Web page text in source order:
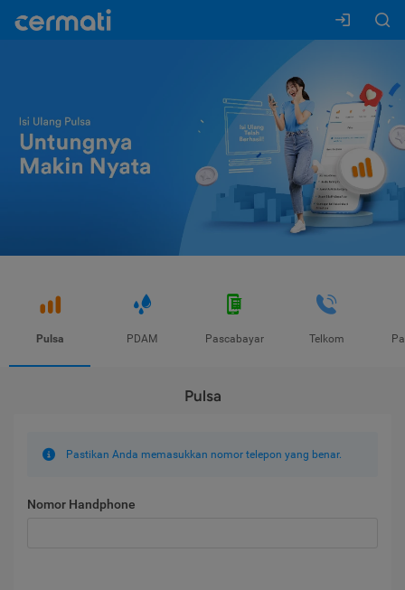
Pulsa PDAM Pascabayar Telkom
Pulsa
Pastikan Anda memasukkan nomor telepon yang benar.
Nomor Handphone